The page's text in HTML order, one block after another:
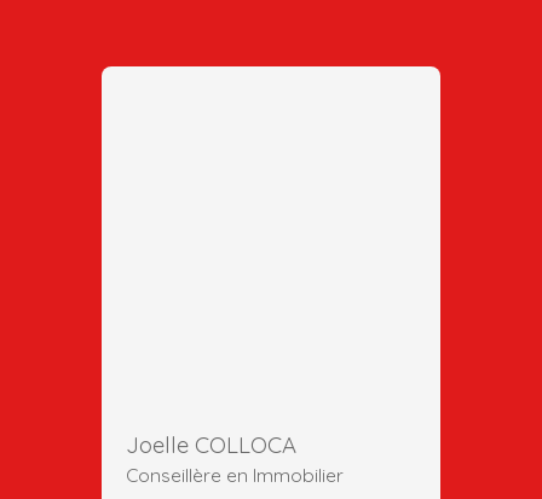
Joelle COLLOCA
Conseillère en Immobilier